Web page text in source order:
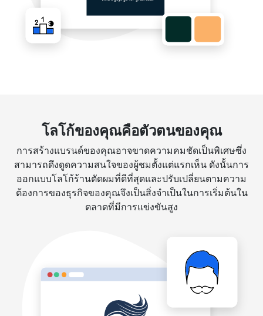
โลโก้ของคุณคือตัวตนของคุณ
การสร้างแบรนด์ของคุณอาจขาดความคมชัดเป็นพิเศษซึ่ง
สามารถดึงดูดความสนใจของผู้ชมตั้งแต่แรกเห็น ดังนั้นการ
ออกแบบโลโก้ร้านตัดผมที่ดีที่สุดและปรับเปลี่ยนตามความ
ต้องการของธุรกิจของคุณจึงเป็นสิ่งจำเป็นในการเริ่มต้นใน
ตลาดที่มีการแข่งขันสูง